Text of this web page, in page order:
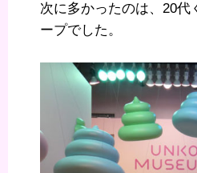
次に多かったのは、20代
ープでした。